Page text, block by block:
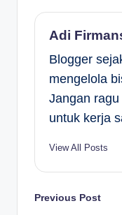
Adi
Blogger
mengelola
Jangan
untuk kerja
View All Posts
Post
Previous Post